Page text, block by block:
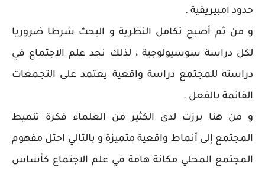
حدود امبيريقية .
و من ثم أصبح تكامل النظرية و البحث شرطا ضروريا
لكل دراسة سوسيولوجية ، لذلك نجد علم الاجتماع في
دراسته للمجتمع دراسة واقعية يعتمد على التجمعات
القائمة بالفعل .
و من هنا برزت لدى الكثير من العلماء فكرة تنميط
المجتمع إلى أنماط واقعية متميزة و بالتالي احتل مفهوم
المجتمع المحلي مكانة هامة في علم الاجتماع كأساس